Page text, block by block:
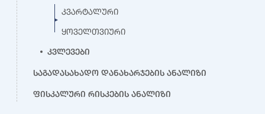
კვარტალური
ყოველთვიური
კვლევები
საგადასახადო დანახარჯების ანალიზი
ფისკალური რისკების ანალიზი